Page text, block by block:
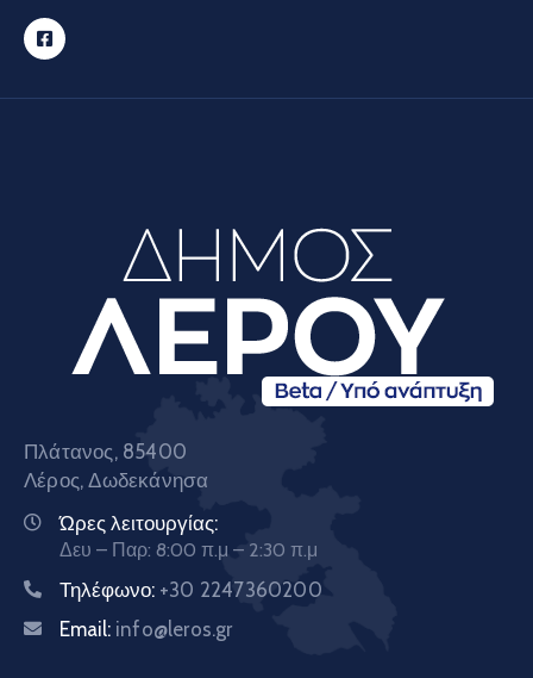
Πλάτανος, 85400
Λέρος, Δωδεκάνησα
Ώρες λειτουργίας:
Δευ – Παρ: 8:00 π.μ – 2:30 π.μ
Τηλέφωνο: +30 2247360200
Email: info@leros.gr